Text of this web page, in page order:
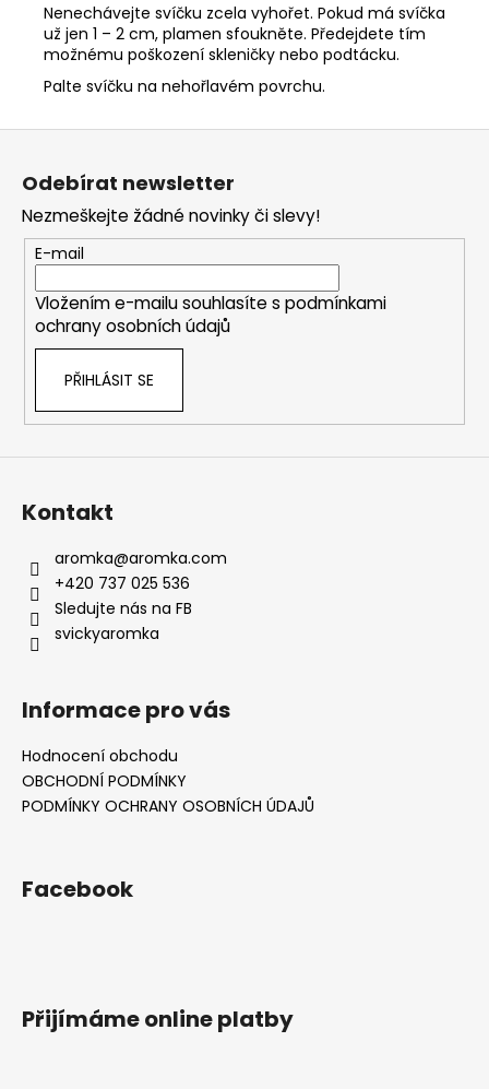
Nenechávejte svíčku zcela vyhořet. Pokud má svíčka
už jen 1 – 2 cm, plamen sfoukněte. Předejdete tím
možnému poškození skleničky nebo podtácku.
Palte svíčku na nehořlavém povrchu.
Z
Odebírat newsletter
Nezmeškejte žádné novinky či slevy!
E-mail
Vložením e-mailu souhlasíte s podmínkami
ochrany osobních údajů
PŘIHLÁSIT SE
Kontakt
aromka@aromka.com
+420 737 025 536
Sledujte nás na FB
svickyaromka
Informace pro vás
Hodnocení obchodu
OBCHODNÍ PODMÍNKY
PODMÍNKY OCHRANY OSOBNÍCH ÚDAJŮ
Facebook
Přijímáme online platby